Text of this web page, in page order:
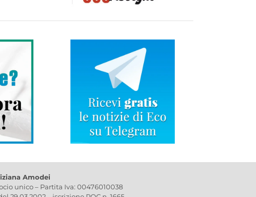
Amodei
unico – Partita Iva: 00476010038